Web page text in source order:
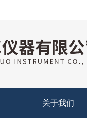
关于我们